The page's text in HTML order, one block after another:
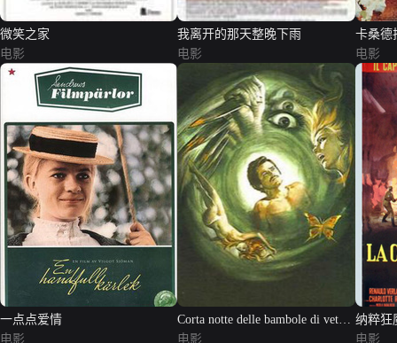
微笑之家
电影
我离开的那天整晚下雨
电影
卡桑德
电影
一点点爱情
电影
Corta notte delle bambole di vetro,
La
电影
纳粹狂
电影